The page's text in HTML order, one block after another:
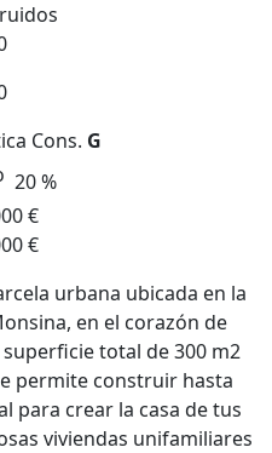
Cons. G
20 %
€
€
urbana ubicada en la
en el corazón de
total de 300 m2
permite construir hasta
para crear la casa de tus
viviendas unifamiliares